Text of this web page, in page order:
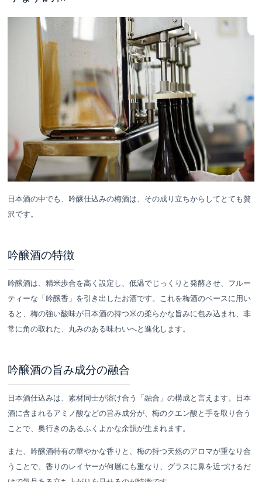
日本酒の中でも、吟醸仕込みの梅酒は、その成り立ちからしてとても贅
沢です。
吟醸酒の特徴
吟醸酒は、精米歩合を高く設定し、低温でじっくりと発酵させ、フルー
ティーな「吟醸香」を引き出したお酒です。これを梅酒のベースに用い
ると、梅の強い酸味が日本酒の持つ米の柔らかな旨みに包み込まれ、非
常に角の取れた、丸みのある味わいへと進化します。
吟醸酒の旨み成分の融合
日本酒仕込みは、素材同士が溶け合う「融合」の構成と言えます。日本
酒に含まれるアミノ酸などの旨み成分が、梅のクエン酸と手を取り合う
ことで、奥行きのあるふくよかな余韻が生まれます。
また、吟醸酒特有の華やかな香りと、梅の持つ天然のアロマが重なり合
うことで、香りのレイヤーが何層にも重なり、グラスに鼻を近づけるだ